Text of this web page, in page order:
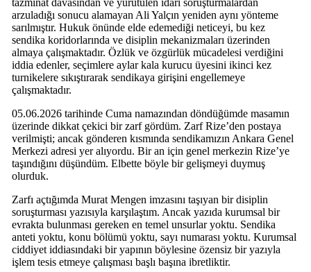
arzuladığı sonucu alamayan Ali Yalçın yeniden aynı yönteme
sarılmıştır. Hukuk önünde elde edemediği neticeyi, bu kez
sendika koridorlarında ve disiplin mekanizmaları üzerinden
almaya çalışmaktadır. Özlük ve özgürlük mücadelesi verdiğini
iddia edenler, seçimlere aylar kala kurucu üyesini ikinci kez
turnikelere sıkıştırarak sendikaya girişini engellemeye
çalışmaktadır.
05.06.2026 tarihinde Cuma namazından döndüğümde masamın
üzerinde dikkat çekici bir zarf gördüm. Zarf Rize’den postaya
verilmişti; ancak gönderen kısmında sendikamızın Ankara Genel
Merkezi adresi yer alıyordu. Bir an için genel merkezin Rize’ye
taşındığını düşündüm. Elbette böyle bir gelişmeyi duymuş
olurduk.
Zarfı açtığımda Murat Mengen imzasını taşıyan bir disiplin
soruşturması yazısıyla karşılaştım. Ancak yazıda kurumsal bir
evrakta bulunması gereken en temel unsurlar yoktu. Sendika
anteti yoktu, konu bölümü yoktu, sayı numarası yoktu. Kurumsal
ciddiyet iddiasındaki bir yapının böylesine özensiz bir yazıyla
işlem tesis etmeye çalışması başlı başına ibretliktir.